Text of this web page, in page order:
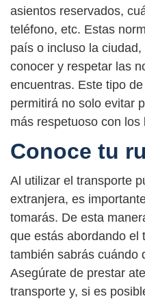
asientos reservados,
teléfono, etc. Estas
país o incluso la
conocer y respetar las
encuentras. Este tipo
permitirá no solo evitar
más respetuoso con los
Conoce tu
Al utilizar el transporte
extranjera, es
tomarás. De esta
que estás abordando el
también sabrás cuándo
Asegúrate de prestar
transporte y, si es